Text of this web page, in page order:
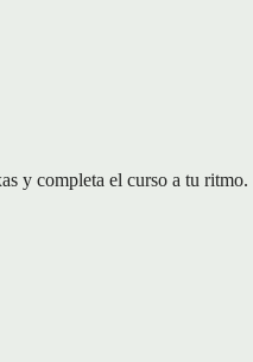
y completa el curso a tu ritmo.